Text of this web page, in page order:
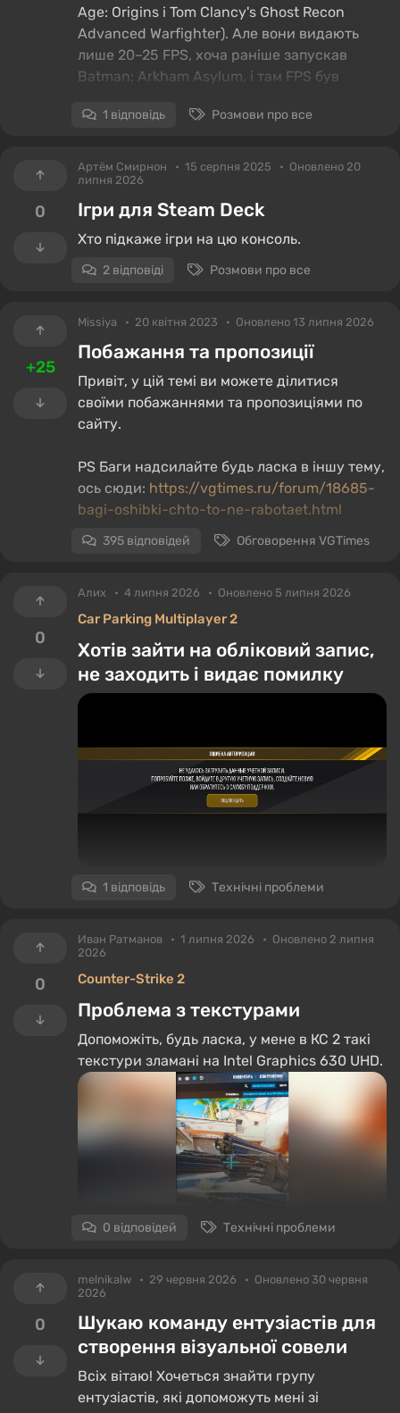
Age: Origins і Tom Clancy's Ghost Recon
Advanced Warfighter). Але вони видають
лише 20–25 FPS, хоча раніше запускав
Batman: Arkham Asylum, і там FPS був
Пробував примусово запускати ігри через
"Налаштування графіки" Windows - не
допомогло. Полазив у налаштуваннях і
побачив, що система просто не бачить GT
3000. При цьому в диспетчері пристроїв
відображаються обидва відеоадаптери, і
драйверами чи справа в чомусь іншому?
1 відповідь Розмови про все
0
Артём Смирнон 15 серпня 2025
Оновлено 20
липня 2026
Ігри для Steam Deck
Хто підкаже ігри на цю консоль.
2 відповіді Розмови про все
+25
Missiya 20 квітня 2023 Оновлено 13 липня 2026
Побажання та пропозиції
Привіт, у цій темі ви можете ділитися
своїми побажаннями та пропозиціями по
сайту.
PS Баги надсилайте будь ласка в іншу тему,
ось сюди: https://vgtimes.ru/forum/18685-
bagi-oshibki-chto-to-ne-rabotaet.html
395 відповідей Обговорення VGTimes
0
Алих 4 липня 2026 Оновлено 5 липня 2026
Car Parking Multiplayer 2
Хотів зайти на обліковий запис,
не заходить і видає помилку
1 відповідь Технічні проблеми
0
Иван Ратманов 1 липня 2026
Оновлено 2 липня
2026
Counter-Strike 2
Проблема з текстурами
Допоможіть, будь ласка, у мене в КС 2 такі
текстури зламані на Intel Graphics 630 UHD.
0 відповідей Технічні проблеми
0
melnikalw 29 червня 2026
Оновлено 30 червня
2026
Шукаю команду ентузіастів для
створення візуальної совели
Всіх вітаю! Хочеться знайти групу
ентузіастів, які допоможуть мені зі